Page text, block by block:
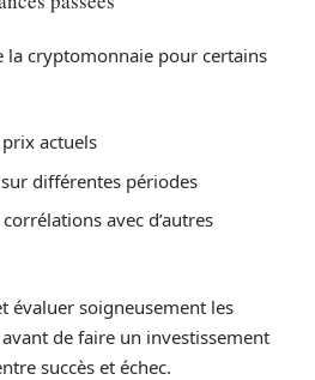
la cryptomonnaie pour certains
actuels
différentes périodes
avec d’autres
évaluer soigneusement les
de faire un investissement
succès et échec.